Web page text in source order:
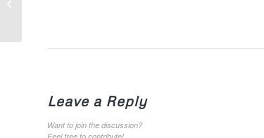
Leave a Reply
Want to join the discussion?